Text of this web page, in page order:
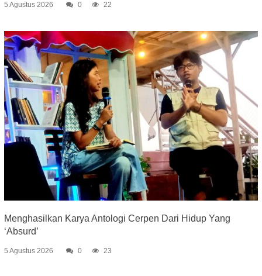
5 Agustus 2026 0 22
Menghasilkan Karya Antologi Cerpen Dari Hidup Yang
‘Absurd’
5 Agustus 2026 0 23